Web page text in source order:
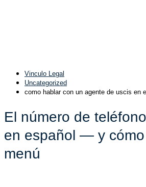
Vinculo Legal
Uncategorized
como hablar con un agente de uscis en
El número de
en español — y
menú